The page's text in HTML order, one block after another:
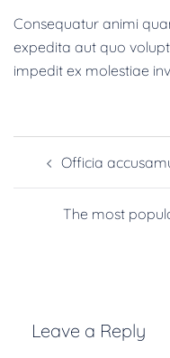
Consequatur animi
expedita aut quo
impedit ex molestiae
Officia
The most
Leave a Reply